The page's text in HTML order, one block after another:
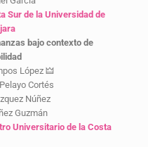
Sur de la Universidad de
bajo contexto de
López 🜲
Cortés
Núñez
Guzmán
Universitario de la Costa